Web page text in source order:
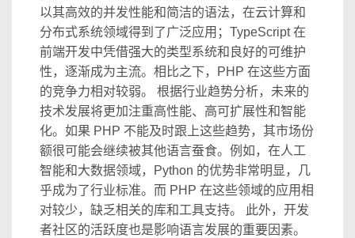
以其高效的并发性能和简洁的语法，在云计算和
分布式系统领域得到了广泛应用；TypeScript 在
前端开发中凭借强大的类型系统和良好的可维护
性，逐渐成为主流。相比之下，PHP 在这些方面
的竞争力相对较弱。 根据行业趋势分析，未来的
技术发展将更加注重高性能、高可扩展性和智能
化。如果 PHP 不能及时跟上这些趋势，其市场份
额很可能会继续被其他语言蚕食。例如，在人工
智能和大数据领域，Python 的优势非常明显，几
乎成为了行业标准。而 PHP 在这些领域的应用相
对较少，缺乏相关的库和工具支持。 此外，开发
者社区的活跃度也是影响语言发展的重要因素。